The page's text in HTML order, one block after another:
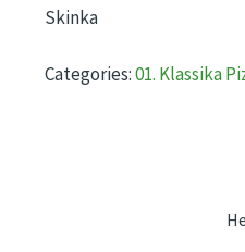
Skinka
Categories:01. Klassika